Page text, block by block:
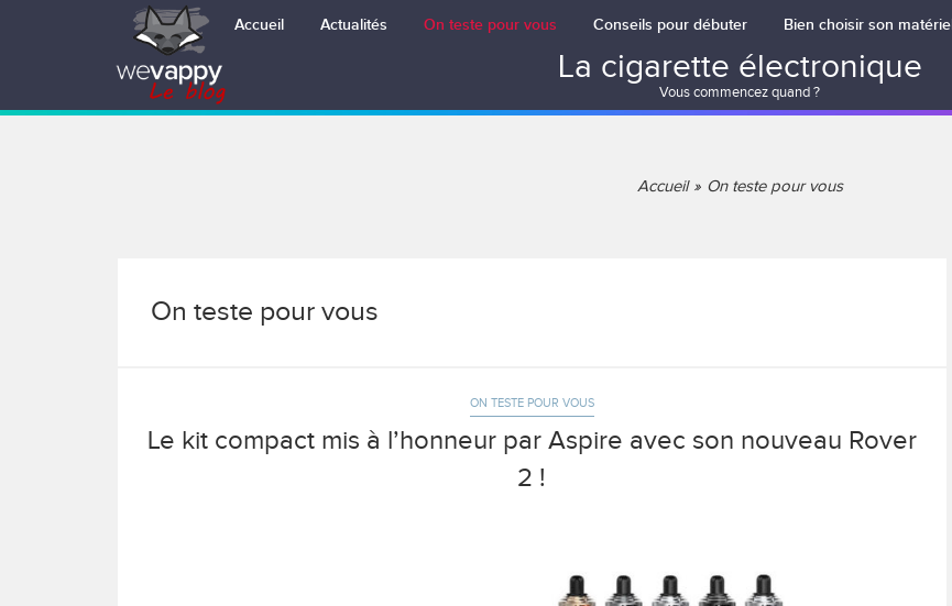
Accueil Actualités On teste pour vous Conseils pour débuter Bien choisir son matériel
La cigarette électronique
Vous commencez quand ?
Accueil On teste pour vous
On teste pour vous
ON TESTE POUR VOUS
Le kit compact mis à l’honneur par Aspire avec son nouveau Rover
2 !